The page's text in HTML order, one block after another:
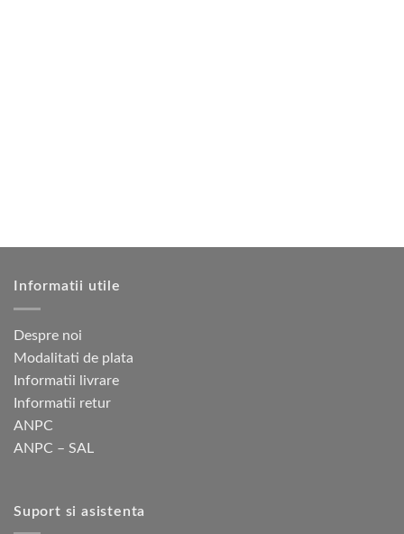
Informatii utile
Despre noi
Modalitati de plata
Informatii livrare
Informatii retur
ANPC
ANPC – SAL
Suport si asistenta